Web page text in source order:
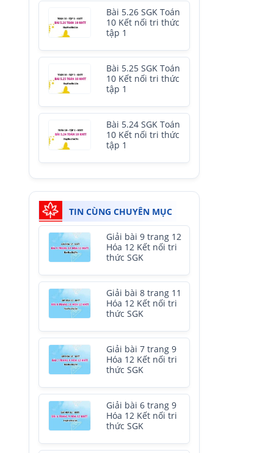
Bài 5.26 SGK Toán
10 Kết nối tri thức
tập 1
Bài 5.25 SGK Toán
10 Kết nối tri thức
tập 1
Bài 5.24 SGK Toán
10 Kết nối tri thức
tập 1
TIN CÙNG CHUYÊN MỤC
Giải bài 9 trang 12
Hóa 12 Kết nối tri
thức SGK
Giải bài 8 trang 11
Hóa 12 Kết nối tri
thức SGK
Giải bài 7 trang 9
Hóa 12 Kết nối tri
thức SGK
Giải bài 6 trang 9
Hóa 12 Kết nối tri
thức SGK